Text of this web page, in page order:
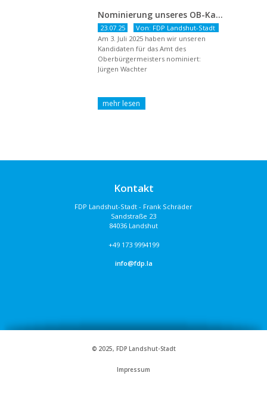
Nominierung unseres OB-Kandidaten
23.07.25
Von: FDP Landshut-Stadt
Am 3. Juli 2025 haben wir unseren
Kandidaten für das Amt des
Oberbürgermeisters nominiert:
Jürgen Wachter
Kontakt
FDP Landshut-Stadt - Frank Schräder
Sandstraße 23
84036 Landshut
+49 173 9994199
info@fdp.la
© 2025, FDP Landshut-Stadt
Impressum